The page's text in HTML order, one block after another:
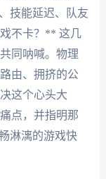
技能延迟、队友
不卡？** 这几
同呐喊。物理
由、拥挤的公
这个心头大
点，并指明那
淋漓的游戏快